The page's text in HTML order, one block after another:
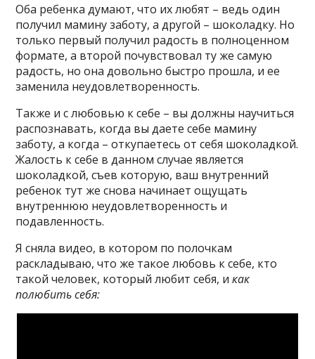
Оба ребенка думают, что их любят – ведь один
получил мамину заботу, а другой – шоколадку. Но
только первый получил радость в полноценном
формате, а второй почувствовал ту же самую
радость, но она довольно быстро прошла, и ее
заменила неудовлетворенность.
Также и с любовью к себе – вы должны научиться
распознавать, когда вы даете себе мамину
заботу, а когда – откупаетесь от себя шоколадкой.
Жалость к себе в данном случае является
шоколадкой, съев которую, ваш внутренний
ребенок тут же снова начинает ощущать
внутреннюю неудовлетворенность и
подавленность.
Я сняла видео, в котором по полочкам
раскладываю, что же такое любовь к себе, кто
такой человек, который любит себя, икак
полюбить себя: